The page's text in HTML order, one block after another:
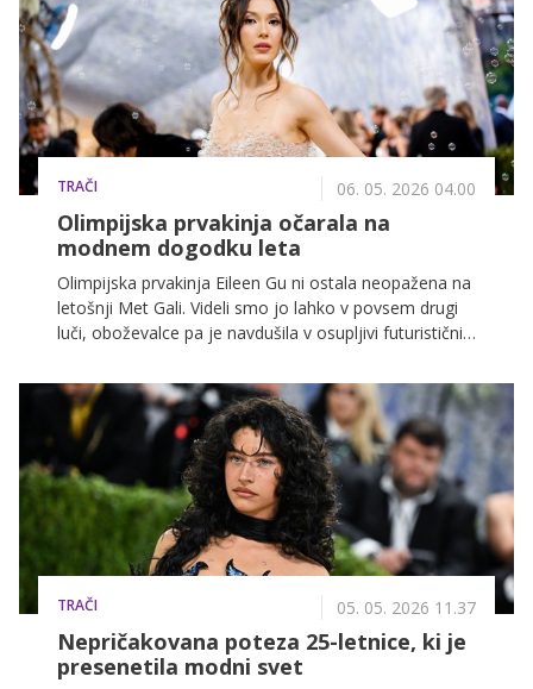
TRAČI 06. 05. 2026 04.00
Olimpijska prvakinja očarala na
modnem dogodku leta
Olimpijska prvakinja Eileen Gu ni ostala neopažena na
letošnji Met Gali. Videli smo jo lahko v povsem drugi
luči, oboževalce pa je navdušila v osupljivi futuristični
mehurčkov.
TRAČI 05. 05. 2026 11.37
Nepričakovana poteza 25-letnice, ki je
presenetila modni svet